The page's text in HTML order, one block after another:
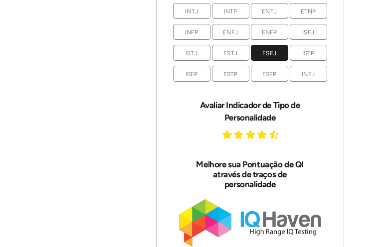
INTJ INTP ENTJ ETNP
INFP ENFJ ENFP ISFJ
ISTJ ESTJ ESFJ ISTP
ISFP ESTP ESFP INFJ
Avaliar Indicador de Tipo de
Personalidade
Melhore sua Pontuação de QI
através de traços de
personalidade